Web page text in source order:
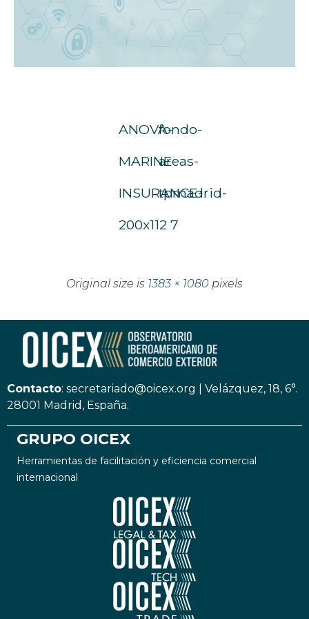
ANOVA-
MARINE-
INSURANCE-
200x112
fondo-
areas-
tpmadrid-
7
Original size is 1383 × 1080 pixels
Contacto: secretariado@oicex.org
Velázquez, 18, 6°.
28001 Madrid, España.
GRUPO OICEX
Herramientas de facilitación y eficiencia comercial
internacional